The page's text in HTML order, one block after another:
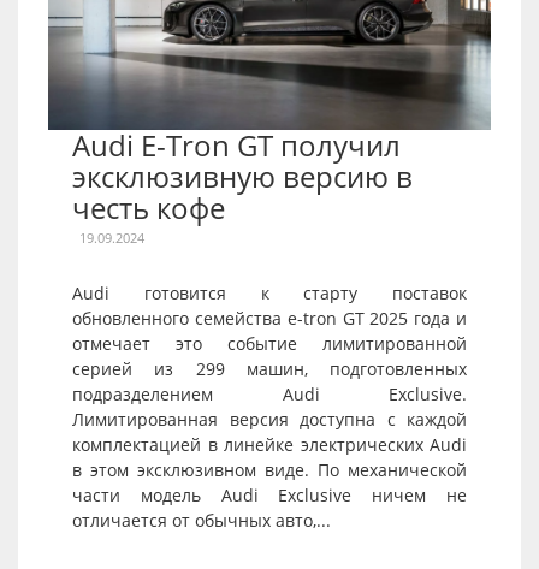
Audi E-Tron GT получил
эксклюзивную версию в
честь кофе
19.09.2024
Audi готовится к старту поставок
обновленного семейства e-tron GT 2025 года и
отмечает это событие лимитированной
серией из 299 машин, подготовленных
подразделением Audi Exclusive.
Лимитированная версия доступна с каждой
комплектацией в линейке электрических Audi
в этом эксклюзивном виде. По механической
части модель Audi Exclusive ничем не
отличается от обычных авто,...